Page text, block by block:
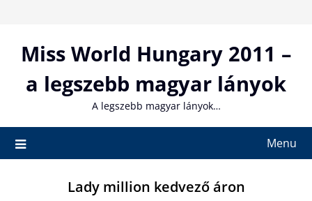
contentMiss World Hungary 2011 –
a legszebb magyar lányok
A legszebb magyar lányok…
Menu
Lady million kedvező áron